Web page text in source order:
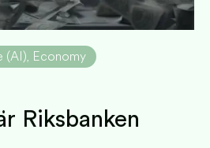
(AI), Economy
Riksbanken